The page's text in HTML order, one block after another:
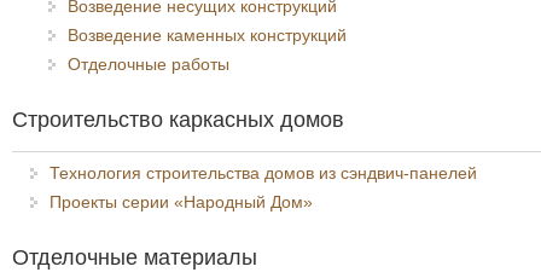
Возведение несущих конструкций
Возведение каменных конструкций
Отделочные работы
Строительство каркасных домов
Технология строительства домов из сэндвич-панелей
Проекты серии «Народный Дом»
Отделочные материалы